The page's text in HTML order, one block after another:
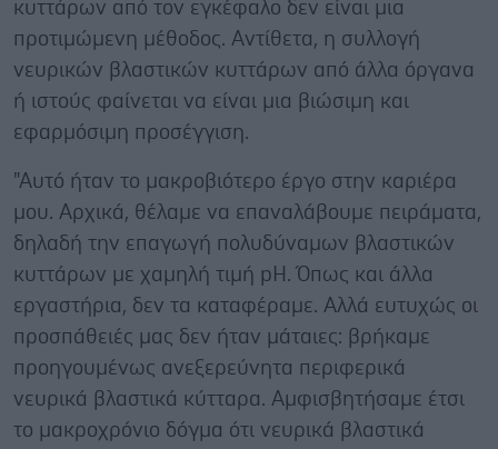
κυττάρων από τον εγκέφαλο δεν είναι μια
προτιμώμενη μέθοδος. Αντίθετα, η συλλογή
νευρικών βλαστικών κυττάρων από άλλα όργανα
ή ιστούς φαίνεται να είναι μια βιώσιμη και
εφαρμόσιμη προσέγγιση.
"Αυτό ήταν το μακροβιότερο έργο στην καριέρα
μου. Αρχικά, θέλαμε να επαναλάβουμε πειράματα,
δηλαδή την επαγωγή πολυδύναμων βλαστικών
κυττάρων με χαμηλή τιμή pH. Όπως και άλλα
εργαστήρια, δεν τα καταφέραμε. Αλλά ευτυχώς οι
προσπάθειές μας δεν ήταν μάταιες: βρήκαμε
προηγουμένως ανεξερεύνητα περιφερικά
νευρικά βλαστικά κύτταρα. Αμφισβητήσαμε έτσι
το μακροχρόνιο δόγμα ότι νευρικά βλαστικά